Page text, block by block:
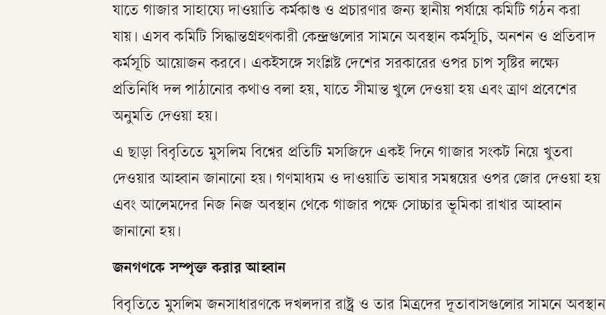
যাতে গাজার সাহায্যে দাওয়াতি কর্মকাণ্ড ও প্রচারণার জন্য স্থানীয় পর্যায়ে কমিটি গঠন করা
যায়। এসব কমিটি সিদ্ধান্তগ্রহণকারী কেন্দ্রগুলোর সামনে অবস্থান কর্মসূচি, অনশন ও প্রতিবাদ
কর্মসূচি আয়োজন করবে। একইসঙ্গে সংশ্লিষ্ট দেশের সরকারের ওপর চাপ সৃষ্টির লক্ষ্যে
প্রতিনিধি দল পাঠানোর কথাও বলা হয়, যাতে সীমান্ত খুলে দেওয়া হয় এবং ত্রাণ প্রবেশের
অনুমতি দেওয়া হয়।
এ ছাড়া বিবৃতিতে মুসলিম বিশ্বের প্রতিটি মসজিদে একই দিনে গাজার সংকট নিয়ে খুতবা
দেওয়ার আহ্বান জানানো হয়। গণমাধ্যম ও দাওয়াতি ভাষার সমন্বয়ের ওপর জোর দেওয়া হয়
এবং আলেমদের নিজ নিজ অবস্থান থেকে গাজার পক্ষে সোচ্চার ভূমিকা রাখার আহ্বান
জানানো হয়।
জনগণকে সম্পৃক্ত করার আহ্বান
বিবৃতিতে মুসলিম জনসাধারণকে দখলদার রাষ্ট্র ও তার মিত্রদের দূতাবাসগুলোর সামনে অবস্থান